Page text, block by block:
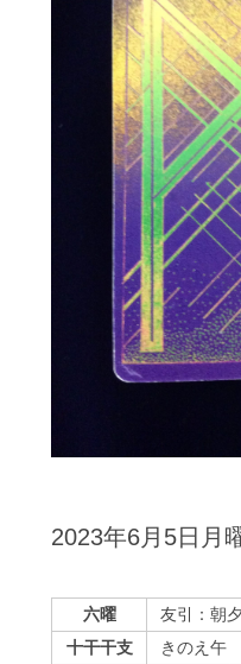
2023年6月5日月
六曜
友引：朝
十干干支
きのえ午